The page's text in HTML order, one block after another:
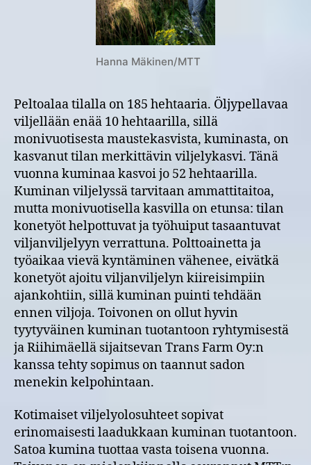
Hanna Mäkinen/MTT
Peltoalaa tilalla on 185 hehtaaria. Öljypellavaa
viljellään enää 10 hehtaarilla, sillä
monivuotisesta maustekasvista, kuminasta, on
kasvanut tilan merkittävin viljelykasvi. Tänä
vuonna kuminaa kasvoi jo 52 hehtaarilla.
Kuminan viljelyssä tarvitaan ammattitaitoa,
mutta monivuotisella kasvilla on etunsa: tilan
konetyöt helpottuvat ja työhuiput tasaantuvat
viljanviljelyyn verrattuna. Polttoainetta ja
työaikaa vievä kyntäminen vähenee, eivätkä
konetyöt ajoitu viljanviljelyn kiireisimpiin
ajankohtiin, sillä kuminan puinti tehdään
ennen viljoja. Toivonen on ollut hyvin
tyytyväinen kuminan tuotantoon ryhtymisestä
ja Riihimäellä sijaitsevan Trans Farm Oy:n
kanssa tehty sopimus on taannut sadon
menekin kelpohintaan.
Kotimaiset viljelyolosuhteet sopivat
erinomaisesti laadukkaan kuminan tuotantoon.
Satoa kumina tuottaa vasta toisena vuonna.